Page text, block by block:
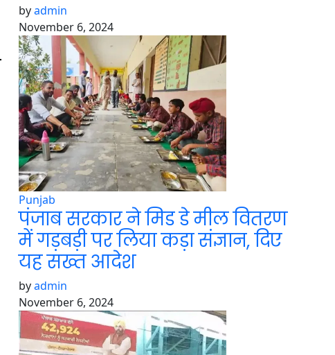
पंजाब सरकार ने मिड डे मील
संज्ञान, दिए यह
byadmin
November 6, 2024
Punjab
पंजाब सरकार ने मिड डे मील वितरण
में गड़बड़ी पर लिया कड़ा संज्ञान, दिए
यह सख्त आदेश
byadmin
November 6, 2024